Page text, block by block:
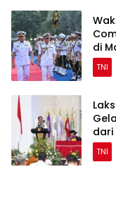
di
TNI
dari
TNI